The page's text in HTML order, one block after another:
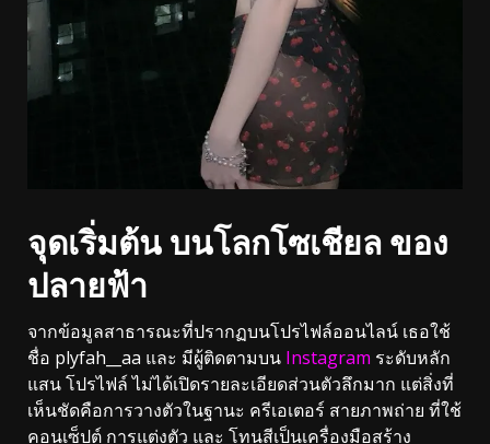
จุดเริ่มต้น บนโลกโซเชียล ของ
ปลายฟ้า
จากข้อมูลสาธารณะที่ปรากฏบนโปรไฟล์ออนไลน์ เธอใช้
ชื่อ plyfah__aa และ มีผู้ติดตามบน Instagram ระดับหลัก
แสน โปรไฟล์ ไม่ได้เปิดรายละเอียดส่วนตัวลึกมาก แต่สิ่งที่
เห็นชัดคือการวางตัวในฐานะ ครีเอเตอร์ สายภาพถ่าย ที่ใช้
คอนเซ็ปต์ การแต่งตัว และ โทนสีเป็นเครื่องมือสร้าง